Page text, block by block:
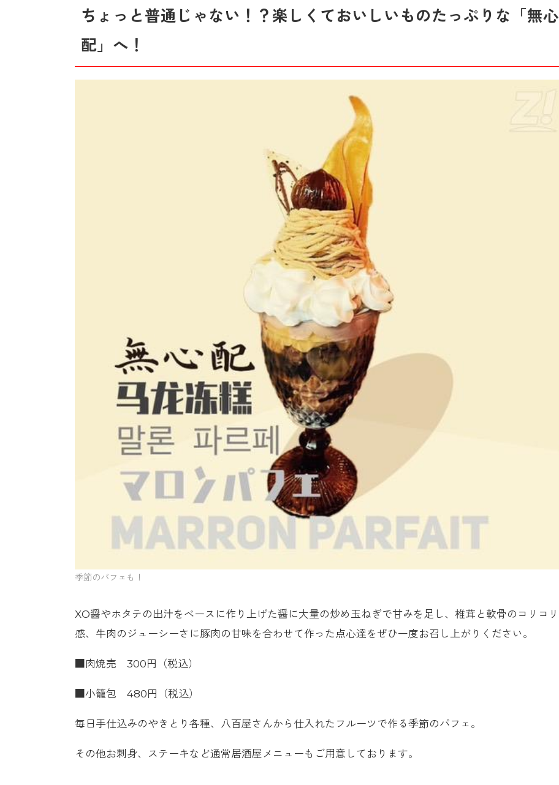
ちょっと普通じゃない！？楽しくておいしいものたっぷりな「無心
配」へ！
季節のパフェも！
XO醤やホタテの出汁をベースに作り上げた醤に大量の炒め玉ねぎで甘みを足し、椎茸と軟骨のコリコリ
感、牛肉のジューシーさに豚肉の甘味を合わせて作った点心達をぜひ一度お召し上がりください。 ⁡
■肉焼売 300円（税込）
■小籠包 480円（税込）
毎日手仕込みのやきとり各種、八百屋さんから仕入れたフルーツで作る季節のパフェ。
その他お刺身、ステーキなど通常居酒屋メニューもご用意しております。